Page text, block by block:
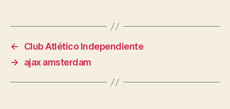
←
Club Atlético Independiente
→
ajax amsterdam